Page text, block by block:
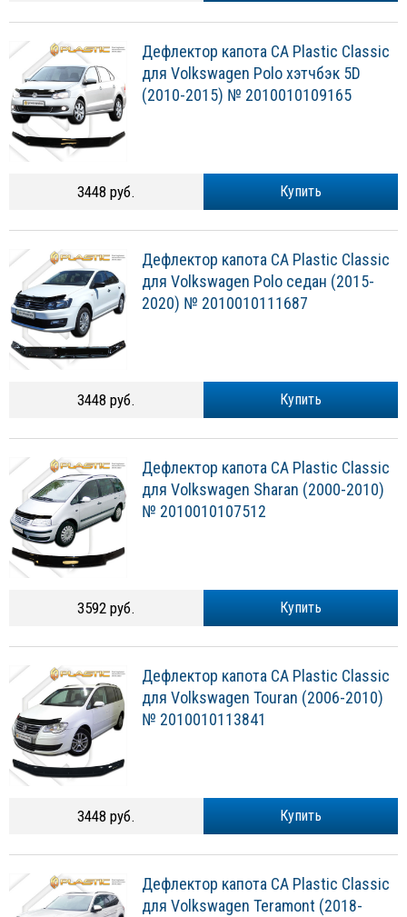
Дефлектор капота CA Plastic Classic
для Volkswagen Polo хэтчбэк 5D
(2010-2015) № 2010010109165
Купить
3448 руб.
Дефлектор капота CA Plastic Classic
для Volkswagen Polo седан (2015-
2020) № 2010010111687
Купить
3448 руб.
Дефлектор капота CA Plastic Classic
для Volkswagen Sharan (2000-2010)
№ 2010010107512
Купить
3592 руб.
Дефлектор капота CA Plastic Classic
для Volkswagen Touran (2006-2010)
№ 2010010113841
Купить
3448 руб.
Дефлектор капота CA Plastic Classic
для Volkswagen Teramont (2018-